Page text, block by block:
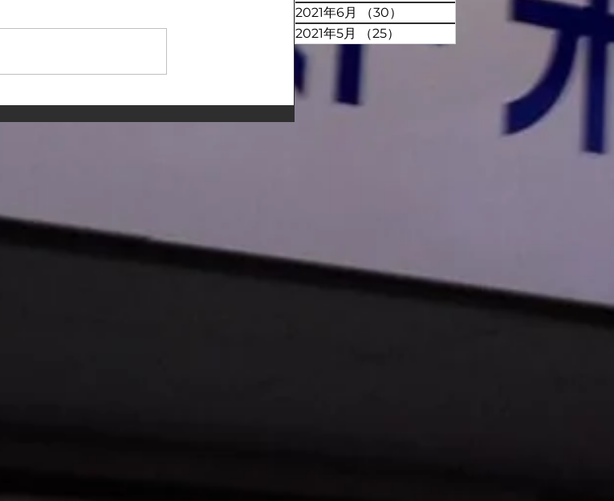
2021年6月
（30）
2021年5月
（25）